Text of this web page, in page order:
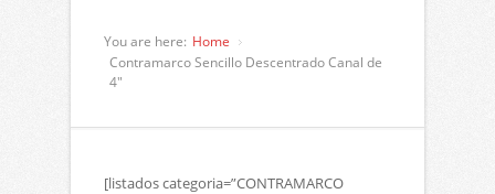
You are here: Home
Contramarco Sencillo Descentrado Canal de
4″
[listados categoria=”CONTRAMARCO